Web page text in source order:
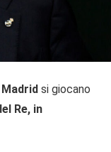
si giocano
Re, in